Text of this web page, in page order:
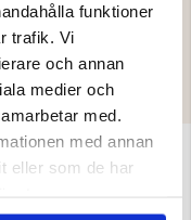
funktioner
trafik. Vi
och annan
medier och
med.
med annan
eller som de har